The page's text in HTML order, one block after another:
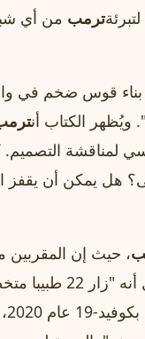
ترمب من أي
بناء قوس ضخم
". ويُظهر الكتاب أن
لمناقشة
هل يمكن أن يقفز
، حيث إن المقربين
معلومات دقيقة، وإن ما يُكشف